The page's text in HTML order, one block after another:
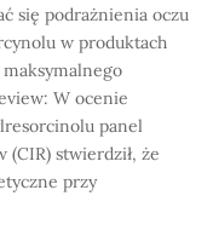
się podrażnienia oczu
w produktach
W ocenie
panel
stwierdził, że
przy